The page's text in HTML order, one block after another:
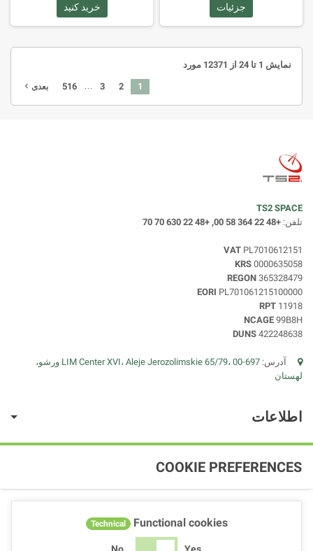
جزئیات خرید کنید
نمایش 1 تا 24 از 12371 مورد
1
2
3
516 بعدی navigate_next
TS2 SPACE
تلفن: +48 22 364 58 00, +48 22 630 70 70
VAT PL7010612151
KRS 0000635058
REGON 365328479
EORI PL701061215100000
RPT 11918
NCAGE 99B8H
DUNS 422248638
آدرس:
LIM Center XVI، Aleje Jerozolimskie 65/79، 00-697 ورشو،
لهستان
اطلاعات
COOKIE PREFERENCES
Functional cookies
Technical
No Yes